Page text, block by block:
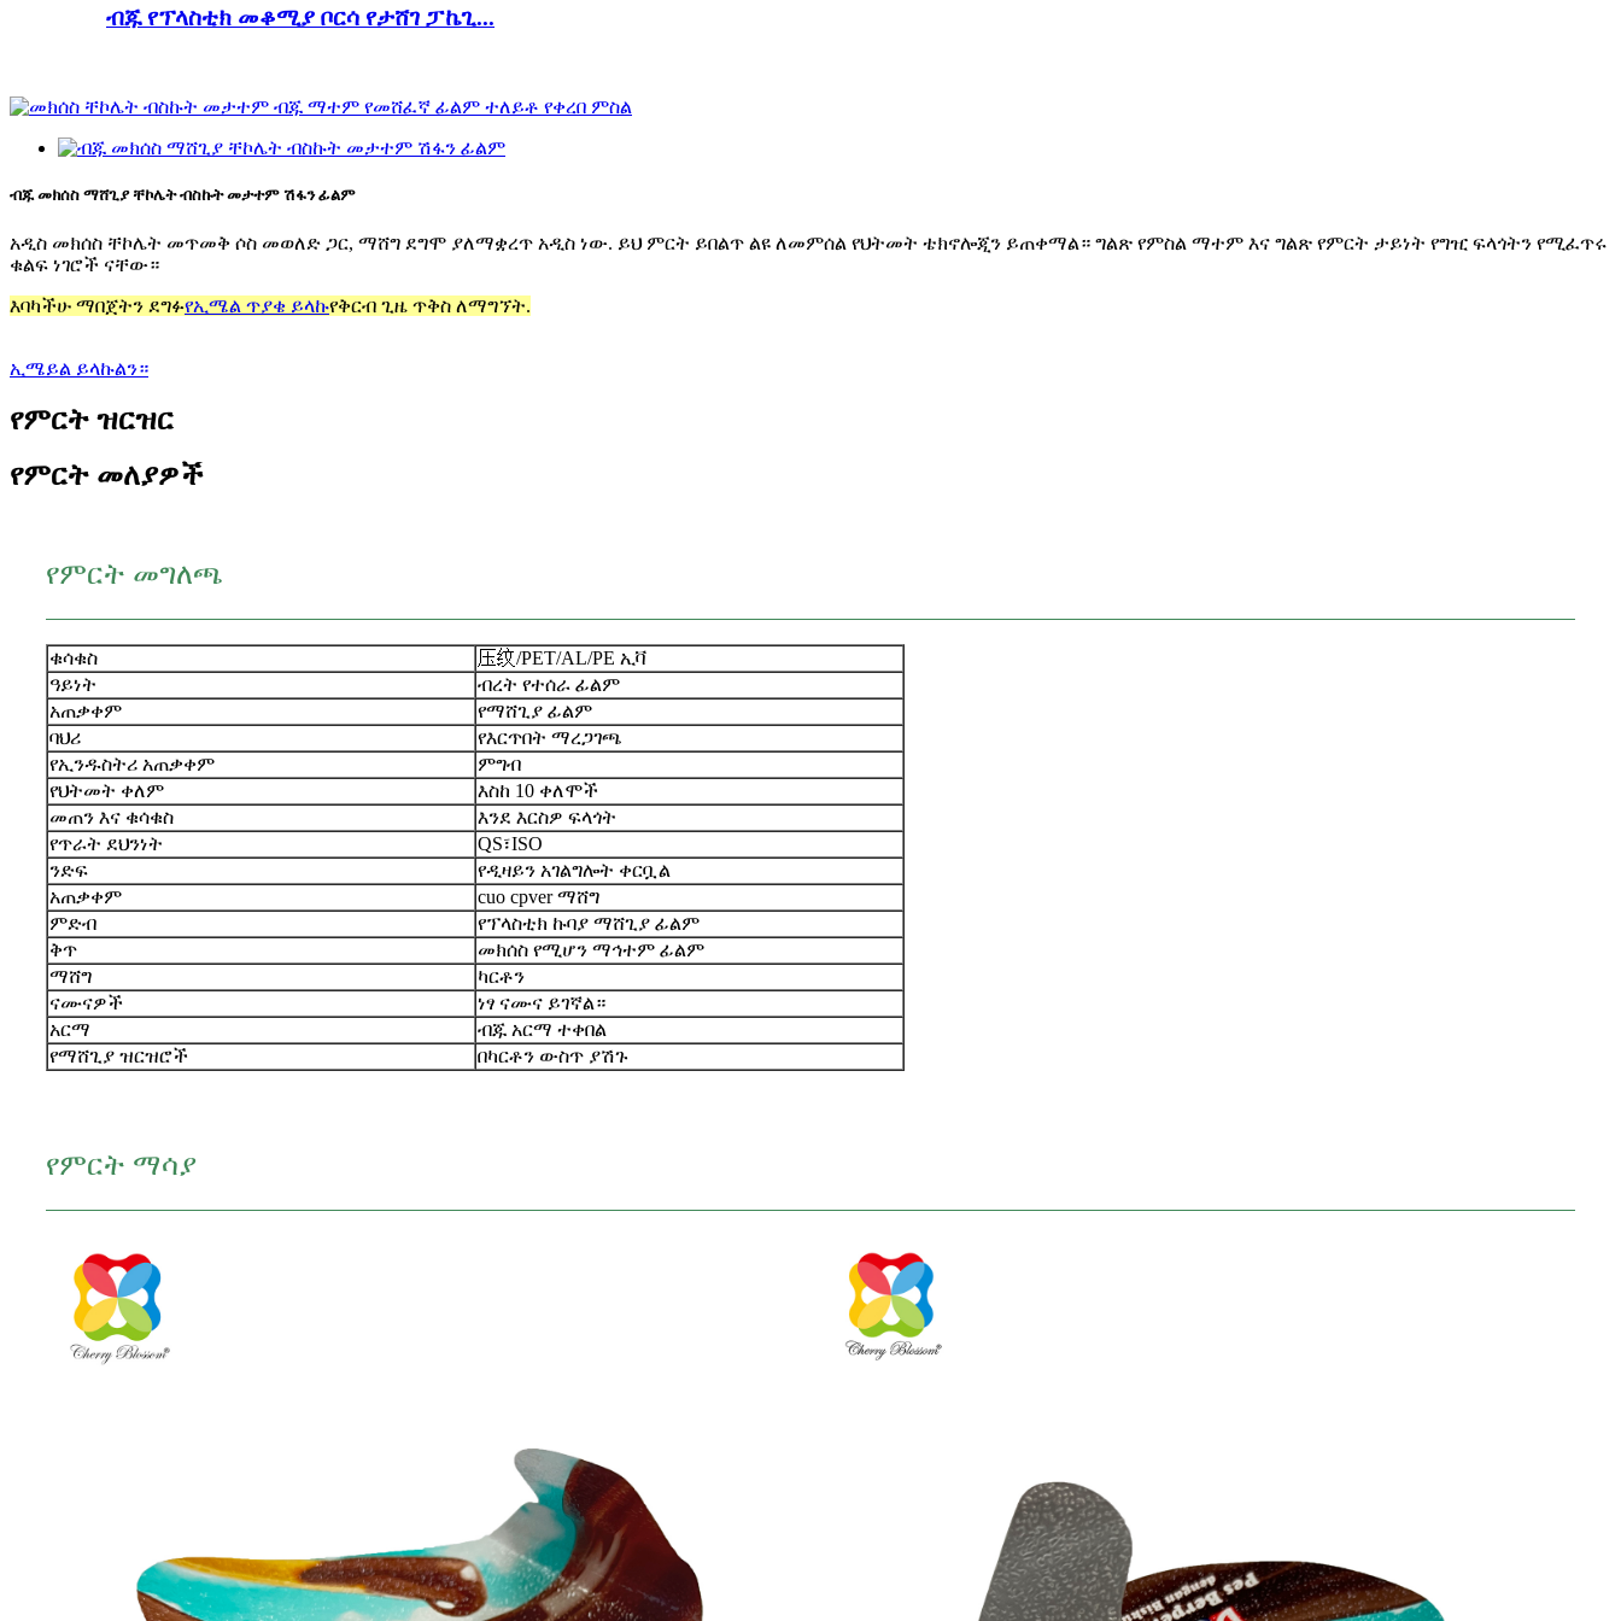
ብጁ የፕላስቲክ መቆሚያ ቦርሳ የታሸገ ፓኬጊ...
ብጁ መክሰስ ማሸጊያ ቸኮሌት ብስኩት መታተም ሽፋን ፊልም
አዲስ መክሰስ ቸኮሌት መጥመቅ ሶስ መወለድ ጋር, ማሸግ ደግሞ ያለማቋረጥ አዲስ ነው. ይህ ምርት ይበልጥ ልዩ ለመምሰል የህትመት ቴክኖሎጂን ይጠቀማል። ግልጽ የምስል ማተም እና ግልጽ የምርት ታይነት የግዢ ፍላጎትን የሚፈጥሩ
ቁልፍ ነገሮች ናቸው።
እባካችሁ ማበጀትን ደግፉየኢሜል ጥያቄ ይላኩየቅርብ ጊዜ ጥቅስ ለማግኘት.
ኢሜይል ይላኩልን።
የምርት ዝርዝር
የምርት መለያዎች
የምርት መግለጫ
ቁሳቁስ 压纹/PET/AL/PE ኢቫ
ዓይነት
ብረት የተሰራ ፊልም
አጠቃቀም
የማሸጊያ ፊልም
ባህሪ
የእርጥበት ማረጋገጫ
የኢንዱስትሪ አጠቃቀም
ምግብ
የህትመት ቀለም
እስከ 10 ቀለሞች
መጠን እና ቁሳቁስ
እንደ እርስዎ ፍላጎት
የጥራት ደህንነት
QS፣ISO
ንድፍ
የዲዛይን አገልግሎት ቀርቧል
አጠቃቀም
cuo cpver ማሸግ
ምድብ
የፕላስቲክ ኩባያ ማሸጊያ ፊልም
ቅጥ
መክሰስ የሚሆን ማኅተም ፊልም
ማሸግ
ካርቶን
ናሙናዎች
ነፃ ናሙና ይገኛል።
አርማ
ብጁ አርማ ተቀበል
የማሸጊያ ዝርዝሮች
በካርቶን ውስጥ ያሽጉ
የምርት ማሳያ